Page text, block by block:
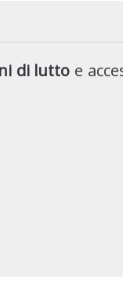
di lutto e